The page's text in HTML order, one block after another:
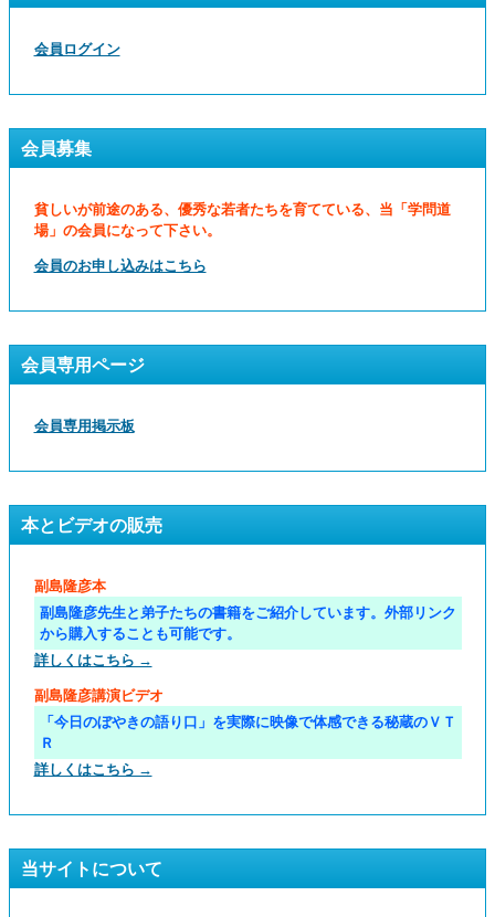
会員ログイン
会員募集
貧しいが前途のある、優秀な若者たちを育てている、当「学問道
場」の会員になって下さい。
会員のお申し込みはこちら
会員専用ページ
会員専用掲示板
本とビデオの販売
副島隆彦本
副島隆彦先生と弟子たちの書籍をご紹介しています。外部リンク
から購入することも可能です。
詳しくはこちら →
副島隆彦講演ビデオ
「今日のぼやきの語り口」を実際に映像で体感できる秘蔵のＶＴ
Ｒ
詳しくはこちら →
当サイトについて